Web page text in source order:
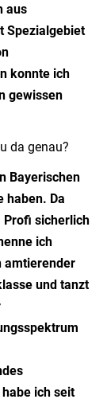
aus
Spezialgebiet
konnte ich
gewissen
da genau?
Bayerischen
haben. Da
Profi sicherlich
ich
amtierender
und tanzt
ich seit